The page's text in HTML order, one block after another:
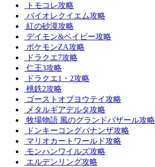
トモコレ攻略
バイオレクイエム攻略
紅の砂漠攻略
デイモン&ベイビー攻略
ポケモンZA攻略
ドラクエ7攻略
仁王3攻略
ドラクエ1・2攻略
桃鉄2攻略
ゴーストオブヨウテイ攻略
メタルギアデルタ攻略
牧場物語 風のグランドバザール攻略
ドンキーコングバナンザ攻略
マリオカートワールド攻略
モンハンワイルズ攻略
エルデンリング攻略